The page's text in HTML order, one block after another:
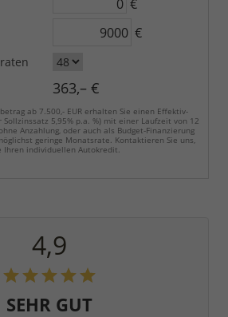
€
€
363,– €
ab 7.500,- EUR erhalten Sie einen Effektiv-
Sollzinssatz 5,95% p.a. %) mit einer Laufzeit von 12
Anzahlung, oder auch als Budget-Finanzierung
geringe Monatsrate. Kontaktieren Sie uns,
individuellen Autokredit.
4,9
SEHR GUT